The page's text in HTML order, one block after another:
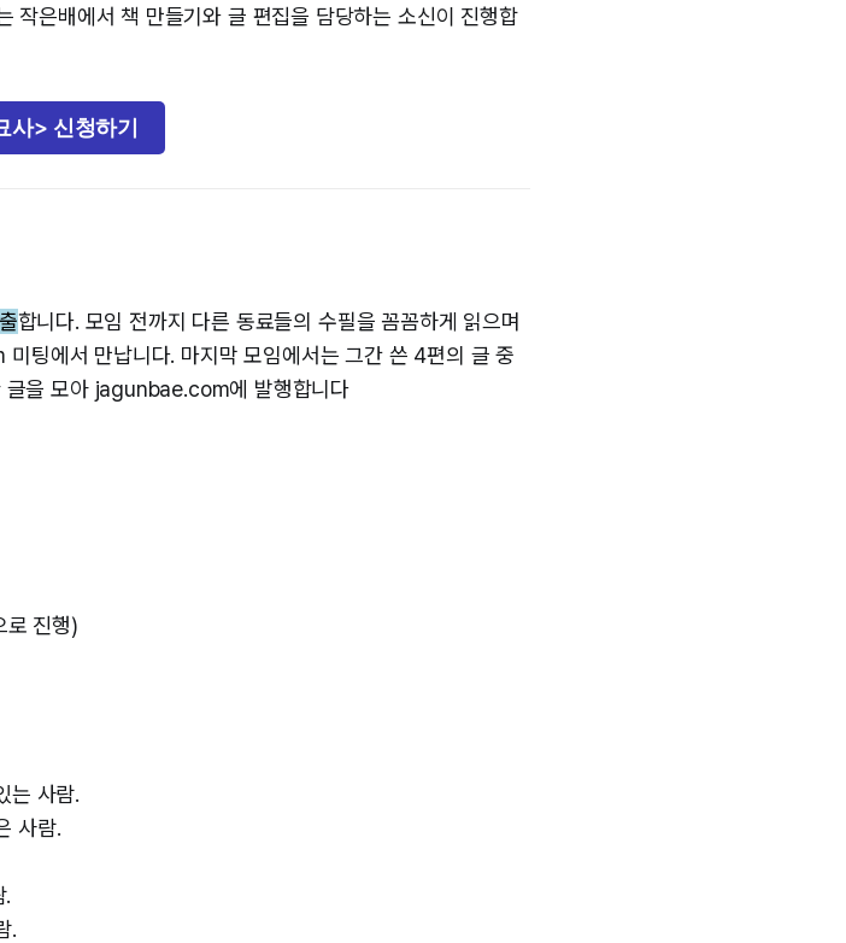
작은배에서 책 만들기와 글 편집을 담당하는 소신이 진행합
사> 신청하기
합니다. 모임 전까지 다른 동료들의 수필을 꼼꼼하게 읽으며
팅에서 만납니다. 마지막 모임에서는 그간 쓴 4편의 글 중
글을 모아 jagunbae.com에 발행합니다
로 진행)
는 사람.
사람.
.
.